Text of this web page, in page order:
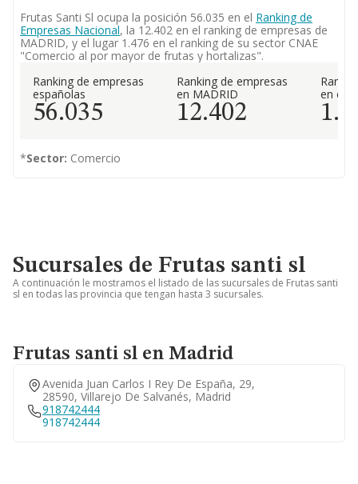
Frutas Santi Sl ocupa la posición 56.035 en el Ranking de
Empresas Nacional, la 12.402 en el ranking de empresas de
MADRID, y el lugar 1.476 en el ranking de su sector CNAE
"Comercio al por mayor de frutas y hortalizas".
Ranking de empresas
españolas
56.035
Ranking de empresas
en MADRID
12.402
en el
*Sector: Comercio
Sucursales de Frutas santi sl
A continuación le mostramos el listado de las sucursales de Frutas santi
sl en todas las provincia que tengan hasta 3 sucursales.
Frutas santi sl en Madrid
Avenida Juan Carlos I Rey De España, 29,
28590, Villarejo De Salvanés, Madrid
918742444
918742444